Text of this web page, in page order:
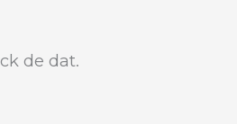
de dat.